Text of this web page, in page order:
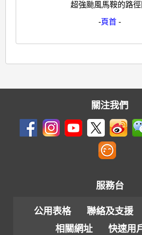
超強颱風馬鞍的路徑
-頁首 -
關注我們
服務台
公用表格 聯絡及支援
相關網址
快速用